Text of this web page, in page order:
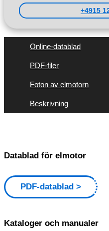
+4915
Online-datablad
PDF-filer
Foton av elmotorn
Beskrivning
Datablad för elmotor
PDF-datablad
Kataloger och manualer